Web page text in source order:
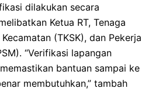
dilakukan secara
Ketua RT, Tenaga
(TKSK), dan Pekerja
“Verifikasi lapangan
bantuan sampai ke
membutuhkan,” tambah